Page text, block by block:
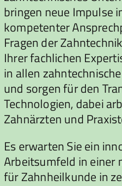
bringen neue Impulse
kompetenter
Fragen der
Ihrer fachlichen
in allen
und sorgen für den
Technologien, dabei
Zahnärzten und
Es erwarten Sie ein
Arbeitsumfeld in einer
für Zahnheilkunde in